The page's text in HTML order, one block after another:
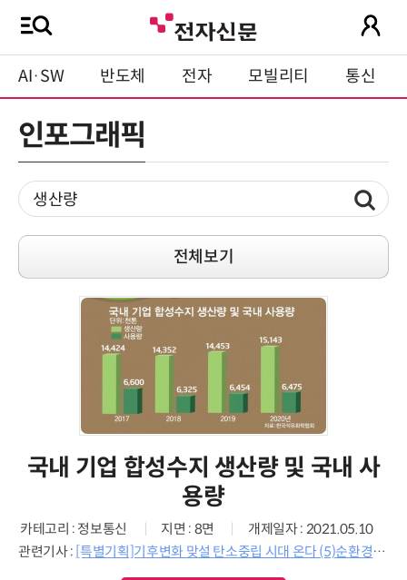
AI·SW 반도체 전자 모빌리티 통신
인포그래픽
전체보기
국내 기업 합성수지 생산량 및 국내 사
용량
카테고리 : 정보통신 지면 : 8면
개제일자 : 2021.05.10
관련기사 : [특별기획]기후변화 맞설 탄소중립 시대 온다 (5)순환경제가 미래 경제